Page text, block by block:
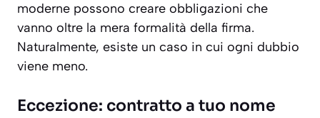
moderne possono creare obbligazioni che
vanno oltre la mera formalità della firma.
Naturalmente, esiste un caso in cui ogni dubbio
viene meno.
Eccezione: contratto a tuo nome